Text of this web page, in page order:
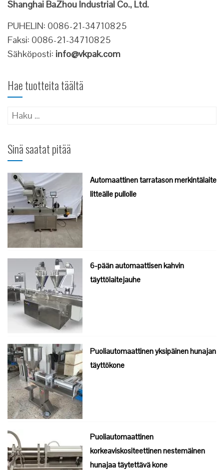
Shanghai BaZhou Industrial Co., Ltd.
PUHELIN: 0086-21-34710825
Faksi: 0086-21-34710825
Sähköposti: info@vkpak.com
Hae tuotteita täältä
Haku:
Sinä saatat pitää
Automaattinen tarratason merkintälaite
litteälle pullolle
6-pään automaattisen kahvin
täyttölaitejauhe
Puoliautomaattinen yksipäinen hunajan
täyttökone
Puoliautomaattinen
korkeaviskositeettinen nestemäinen
hunajaa täytettävä kone